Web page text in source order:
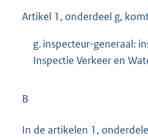
Artikel 1, onderdeel g,
g. inspecteur-generaal:
Inspectie Verkeer en
B
In de artikelen 1,